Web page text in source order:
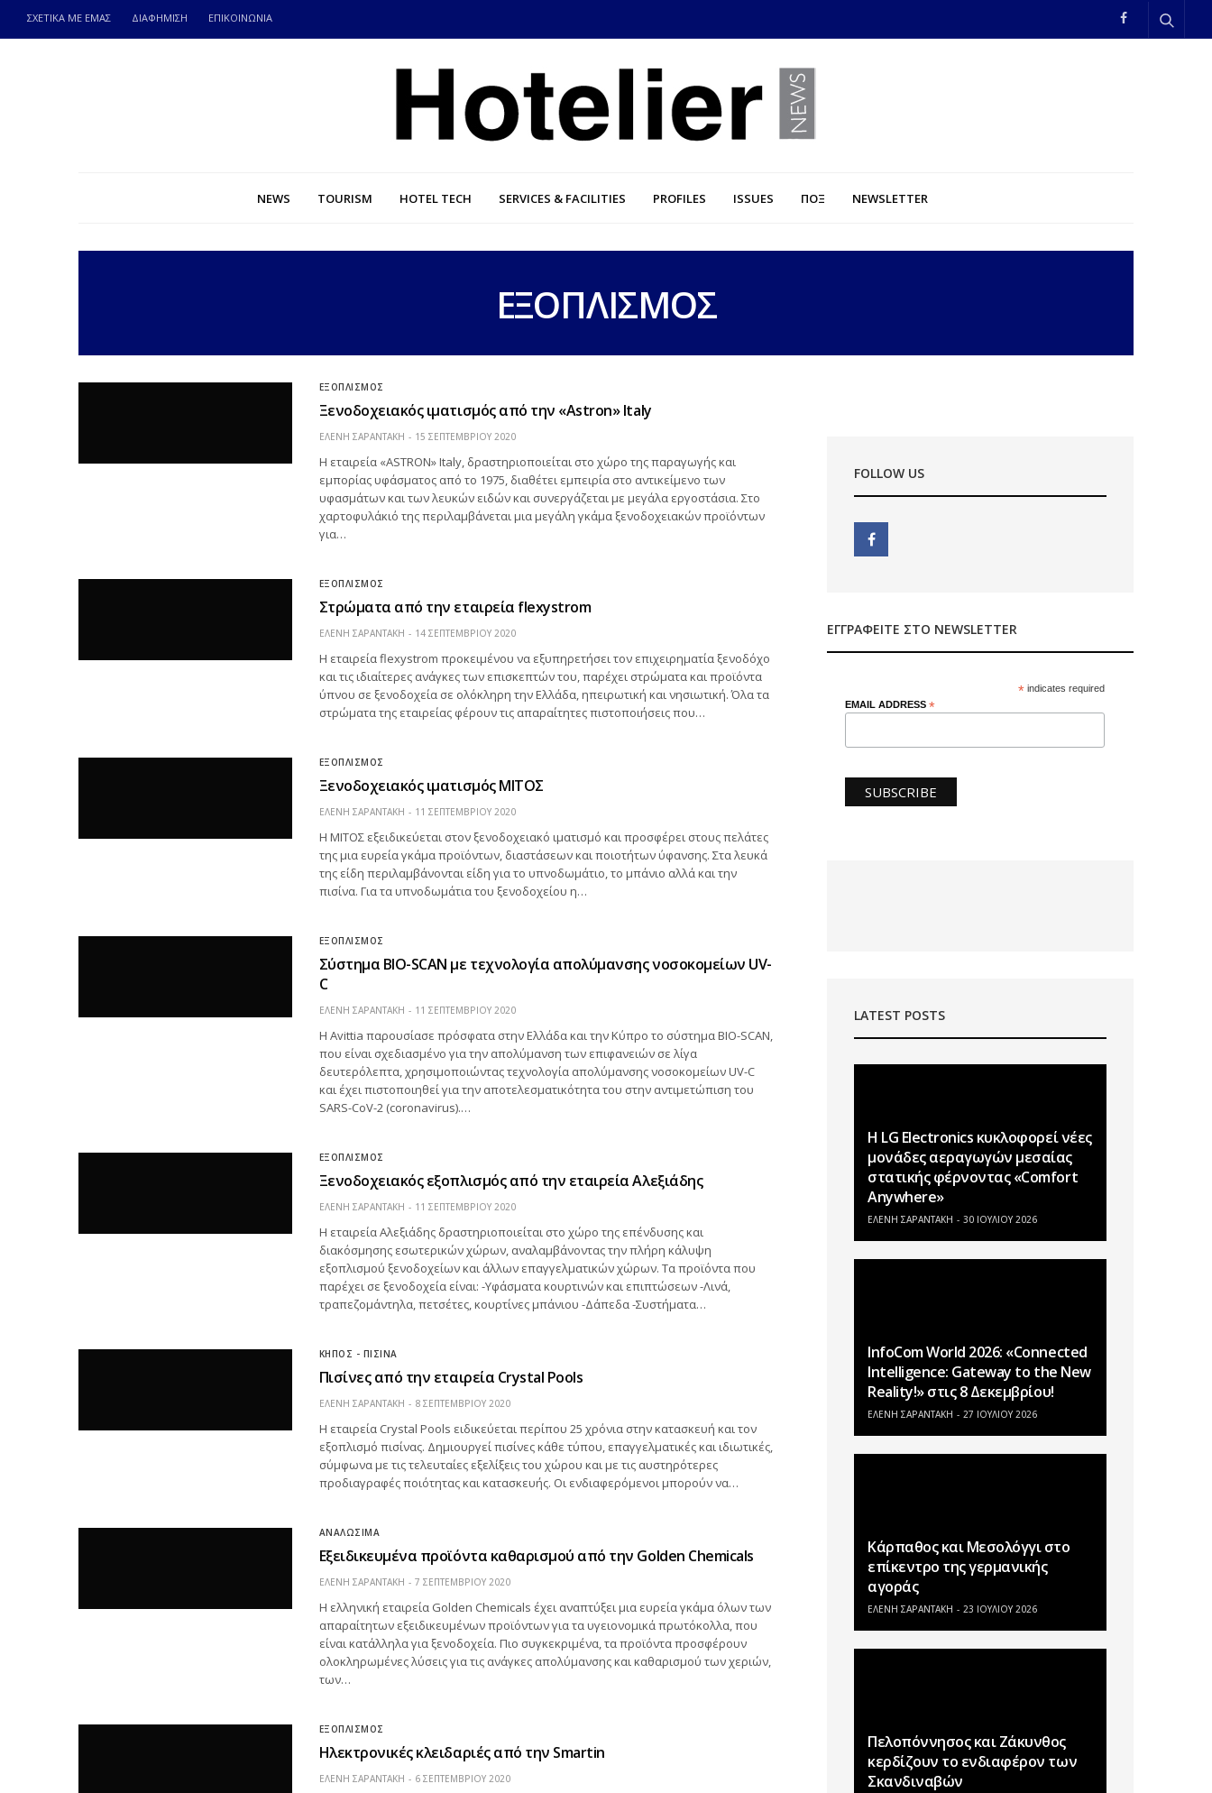
ΣΧΕΤΙΚΑ ΜΕ ΕΜΑΣ ΔΙΑΦΗΜΙΣΗ ΕΠΙΚΟΙΝΩΝΙΑ
NEWS TOURISM HOTEL TECH SERVICES & FACILITIES PROFILES ISSUES ΠΟΞ NEWSLETTER
ΕΞΟΠΛΙΣΜΟΣ
ΕΞΟΠΛΙΣΜΟΣ
Ξενοδοχειακός ιματισμός από την «Astron» Italy
ΕΛΕΝΗ ΣΑΡΑΝΤΑΚΗ 15 ΣΕΠΤΕΜΒΡΊΟΥ 2020
Η εταιρεία «ASTRON» Italy, δραστηριοποιείται στο χώρο της παραγωγής και
εμπορίας υφάσματος από το 1975, διαθέτει εμπειρία στο αντικείμενο των
υφασμάτων και των λευκών ειδών και συνεργάζεται με μεγάλα εργοστάσια. Στο
χαρτοφυλάκιό της περιλαμβάνεται μια μεγάλη γκάμα ξενοδοχειακών προϊόντων
για…
ΕΞΟΠΛΙΣΜΟΣ
Στρώματα από την εταιρεία flexystrom
ΕΛΕΝΗ ΣΑΡΑΝΤΑΚΗ 14 ΣΕΠΤΕΜΒΡΊΟΥ 2020
Η εταιρεία flexystrom προκειμένου να εξυπηρετήσει τον επιχειρηματία ξενοδόχο
και τις ιδιαίτερες ανάγκες των επισκεπτών του, παρέχει στρώματα και προϊόντα
ύπνου σε ξενοδοχεία σε ολόκληρη την Ελλάδα, ηπειρωτική και νησιωτική. Όλα τα
στρώματα της εταιρείας φέρουν τις απαραίτητες πιστοποιήσεις που…
ΕΞΟΠΛΙΣΜΟΣ
Ξενοδοχειακός ιματισμός ΜΙΤΟΣ
ΕΛΕΝΗ ΣΑΡΑΝΤΑΚΗ 11 ΣΕΠΤΕΜΒΡΊΟΥ 2020
Η ΜΙΤΟΣ εξειδικεύεται στον ξενοδοχειακό ιματισμό και προσφέρει στους πελάτες
της μια ευρεία γκάμα προϊόντων, διαστάσεων και ποιοτήτων ύφανσης. Στα λευκά
της είδη περιλαμβάνονται είδη για το υπνοδωμάτιο, το μπάνιο αλλά και την
πισίνα. Για τα υπνοδωμάτια του ξενοδοχείου η…
ΕΞΟΠΛΙΣΜΟΣ
Σύστημα BIO-SCAN με τεχνολογία απολύμανσης νοσοκομείων UV-
C
ΕΛΕΝΗ ΣΑΡΑΝΤΑΚΗ 11 ΣΕΠΤΕΜΒΡΊΟΥ 2020
Η Avittia παρουσίασε πρόσφατα στην Ελλάδα και την Κύπρο το σύστημα BIO-SCAN,
που είναι σχεδιασμένο για την απολύμανση των επιφανειών σε λίγα
δευτερόλεπτα, χρησιμοποιώντας τεχνολογία απολύμανσης νοσοκομείων UV-C
και έχει πιστοποιηθεί για την αποτελεσματικότητα του στην αντιμετώπιση του
SARS-CoV-2 (coronavirus).…
ΕΞΟΠΛΙΣΜΟΣ
Ξενοδοχειακός εξοπλισμός από την εταιρεία Αλεξιάδης
ΕΛΕΝΗ ΣΑΡΑΝΤΑΚΗ 11 ΣΕΠΤΕΜΒΡΊΟΥ 2020
Η εταιρεία Αλεξιάδης δραστηριοποιείται στο χώρο της επένδυσης και
διακόσμησης εσωτερικών χώρων, αναλαμβάνοντας την πλήρη κάλυψη
εξοπλισμού ξενοδοχείων και άλλων επαγγελματικών χώρων. Τα προϊόντα που
παρέχει σε ξενοδοχεία είναι: -Υφάσματα κουρτινών και επιπτώσεων -Λινά,
τραπεζομάντηλα, πετσέτες, κουρτίνες μπάνιου -Δάπεδα -Συστήματα…
ΚΗΠΟΣ - ΠΙΣΙΝΑ
Πισίνες από την εταιρεία Crystal Pools
ΕΛΕΝΗ ΣΑΡΑΝΤΑΚΗ 8 ΣΕΠΤΕΜΒΡΊΟΥ 2020
Η εταιρεία Crystal Pools ειδικεύεται περίπου 25 χρόνια στην κατασκευή και τον
εξοπλισμό πισίνας. Δημιουργεί πισίνες κάθε τύπου, επαγγελματικές και ιδιωτικές,
σύμφωνα με τις τελευταίες εξελίξεις του χώρου και με τις αυστηρότερες
προδιαγραφές ποιότητας και κατασκευής. Οι ενδιαφερόμενοι μπορούν να…
ΑΝΑΛΩΣΙΜΑ
Εξειδικευμένα προϊόντα καθαρισμού από την Golden Chemicals
ΕΛΕΝΗ ΣΑΡΑΝΤΑΚΗ 7 ΣΕΠΤΕΜΒΡΊΟΥ 2020
Η ελληνική εταιρεία Golden Chemicals έχει αναπτύξει μια ευρεία γκάμα όλων των
απαραίτητων εξειδικευμένων προϊόντων για τα υγειονομικά πρωτόκολλα, που
είναι κατάλληλα για ξενοδοχεία. Πιο συγκεκριμένα, τα προϊόντα προσφέρουν
ολοκληρωμένες λύσεις για τις ανάγκες απολύμανσης και καθαρισμού των χεριών,
των…
ΕΞΟΠΛΙΣΜΟΣ
Ηλεκτρονικές κλειδαριές από την Smartin
ΕΛΕΝΗ ΣΑΡΑΝΤΑΚΗ 6 ΣΕΠΤΕΜΒΡΊΟΥ 2020
FOLLOW US
ΕΓΓΡΑΦΕΊΤΕ ΣΤΟ NEWSLETTER
* indicates required
EMAIL ADDRESS *
LATEST POSTS
Η LG Electronics κυκλοφορεί νέες
μονάδες αεραγωγών μεσαίας
στατικής φέρνοντας «Comfort
Anywhere»
ΕΛΕΝΗ ΣΑΡΑΝΤΑΚΗ 30 ΙΟΥΛΊΟΥ 2026
InfoCom World 2026: «Connected
Intelligence: Gateway to the New
Reality!» στις 8 Δεκεμβρίου!
ΕΛΕΝΗ ΣΑΡΑΝΤΑΚΗ 27 ΙΟΥΛΊΟΥ 2026
Κάρπαθος και Μεσολόγγι στο
επίκεντρο της γερμανικής
αγοράς
ΕΛΕΝΗ ΣΑΡΑΝΤΑΚΗ 23 ΙΟΥΛΊΟΥ 2026
Πελοπόννησος και Ζάκυνθος
κερδίζουν το ενδιαφέρον των
Σκανδιναβών